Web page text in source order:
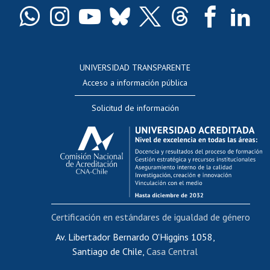
Docentes
Evaluación docente
Calificación académica
Postulación al AUCAI
Funcionarias/os
Cursos internos de capacitación
Bienestar del personal
Portal de movilidad interna
Certificado de renta
Certificado de renta honorarios
UNIVERSIDAD TRANSPARENTE
Acceso a información pública
Solicitud de información
Av. Libertador Bernardo O'Higgins 1058,
Santiago de Chile, Casa Central
Certificación en estándares de igualdad de género